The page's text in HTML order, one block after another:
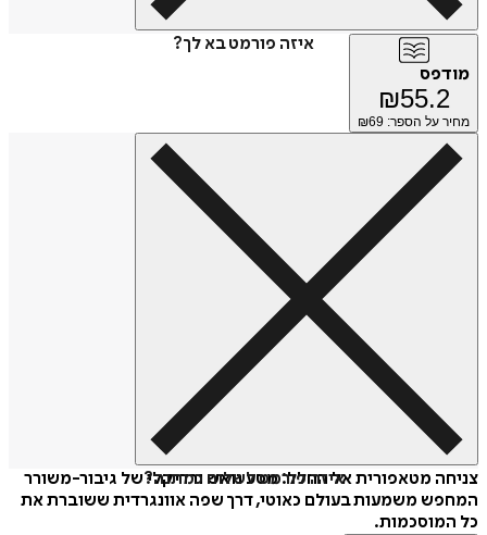
איזה פורמט בא לך?
מודפס
₪55.2
מחיר על הספר: ₪ 69
איזה פורמט לשלוח כמתנה?
צניחה מטאפורית אל החלל: מסע נואש ורדיקלי של גיבור-משורר
המחפש משמעות בעולם כאוטי, דרך שפה אוונגרדית ששוברת את
כל המוסכמות.